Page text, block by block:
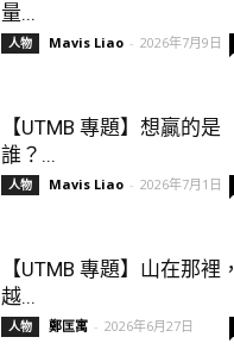
量...
人物 Mavis Liao - 2026年7月9日
【UTMB 專題】想贏的是
誰？...
人物 Mavis Liao - 2026年7月1日
【UTMB 專題】山在那裡，
越...
人物 鄭匡寓 - 2026年6月27日